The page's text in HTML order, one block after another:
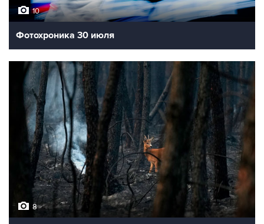
10
Фотохроника 30 июля
8